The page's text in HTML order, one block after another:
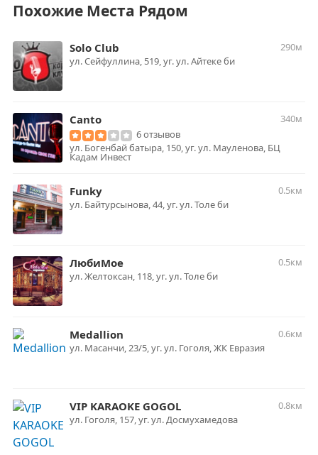
Похожие Места Рядом
Solo Club
290м
ул. Сейфуллина, 519, уг. ул. Айтеке би
Canto
340м
6 отзывов
ул. Богенбай батыра, 150, уг. ул. Мауленова, БЦ
Кадам Инвест
Funky
0.5км
ул. Байтурсынова, 44, уг. ул. Толе би
ЛюбиМое
0.5км
ул. Желтоксан, 118, уг. ул. Толе би
Medallion
0.6км
ул. Масанчи, 23/5, уг. ул. Гоголя, ЖК Евразия
VIP KARAOKE GOGOL
0.8км
ул. Гоголя, 157, уг. ул. Досмухамедова